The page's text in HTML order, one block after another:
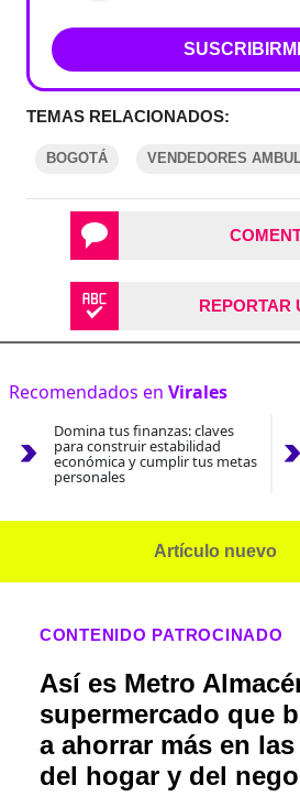
TEMAS RELACIONADOS:
BOGOTÁ VENDEDORES
REPORTAR
Recomendados en Virales
Domina tus finanzas: claves
para construir estabilidad
económica y cumplir tus metas
personales
Artículo nuevo
CONTENIDO PATROCINADO
Así es Metro
supermercado que
a ahorrar más en
del hogar y del